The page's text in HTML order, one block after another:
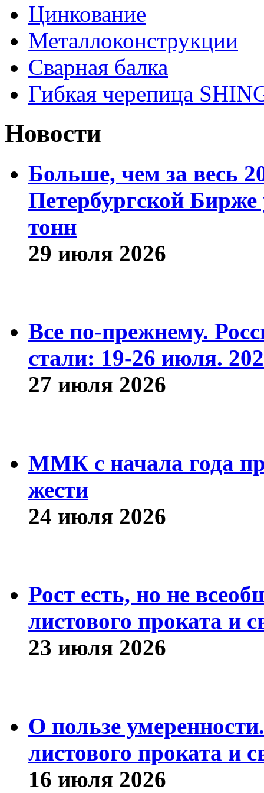
Цинкование
Металлоконструкции
Сварная балка
Гибкая черепица
Новости
Больше, чем за весь
Петербургской
тонн
29 июля 2026
Все по-прежнему.
стали: 19-26 июля.
27 июля 2026
ММК с начала года
жести
24 июля 2026
Рост есть, но не
листового проката и
23 июля 2026
О пользе
листового проката и
16 июля 2026